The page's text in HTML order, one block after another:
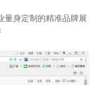
量身定制的精准品牌展